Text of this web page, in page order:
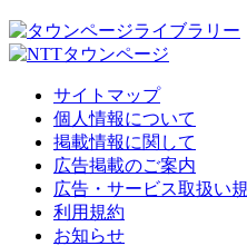
サイトマップ
個人情報について
掲載情報に関して
広告掲載のご案内
広告・サービス取扱い
利用規約
お知らせ